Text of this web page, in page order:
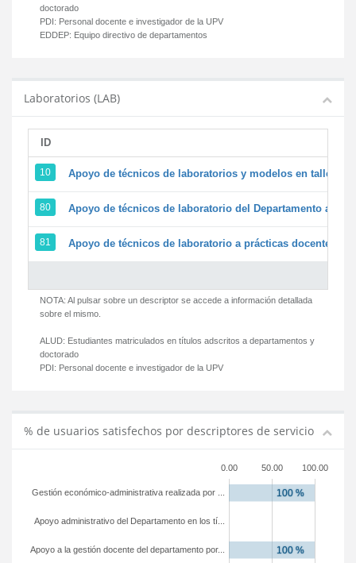
doctorado
PDI: Personal docente e investigador de la UPV
EDDEP: Equipo directivo de departamentos
Laboratorios (LAB)
ID
10 Apoyo de técnicos de laboratorios y modelos en
80 Apoyo de técnicos de laboratorio del Departamento a la
81 Apoyo de técnicos de laboratorio a prácticas docentes y
NOTA: Al pulsar sobre un descriptor se accede a información detallada
sobre el mismo.
ALUD: Estudiantes matriculados en títulos adscritos a departamentos y
doctorado
PDI: Personal docente e investigador de la UPV
% de usuarios satisfechos por descriptores de servicio
0.00 50.00 100.00
Apoyo a la gestión docente del departamento por...
Apoyo administrativo del Departamento en los tí...
Gestión económico-administrativa realizada por ...